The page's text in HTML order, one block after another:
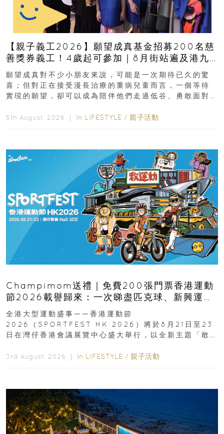
【親子義工2026】願望成真基金招募200名慈
善獎券義工！4歲起可參加｜8月街站遍及港九
新界
願望成真對不少小朋友來說，可能是一次期待已久的驚
喜；但對正在接受漫長治療的重病兒童而言，一個等待
實現的願望，卻可以成為陪伴他們走過低谷、勇敢面對
5th August, 2026 ｜ In LIFESTYLE / 親子活動
Champimom送禮｜免費200張門票香港運動
節2026載譽歸來：一次睇盡匹克球、新興運
動、街舞比賽＋逾百運動品牌展覽
全港大型運動盛事——香港運動節
2026（SPORTFEST HK 2026）將於8月21日至23
日在灣仔香港會議展覽中心盛大舉行，以全新主題「敢
3rd August, 2026 ｜ In LIFESTYLE / 親子活動